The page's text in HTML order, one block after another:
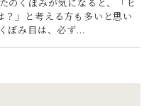
？」と考える方も多いと思い
ぼみ目は、必ず...